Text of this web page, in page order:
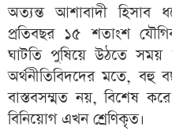
অত্যন্ত আশাবাদী হিসাব
প্রতিবছর ১৫ শতাংশ
ঘাটতি পুষিয়ে উঠতে
অর্থনীতিবিদদের মতে, বহু
বাস্তবসম্মত নয়, বিশেষ
বিনিয়োগ এখন শ্রেণিকৃত।